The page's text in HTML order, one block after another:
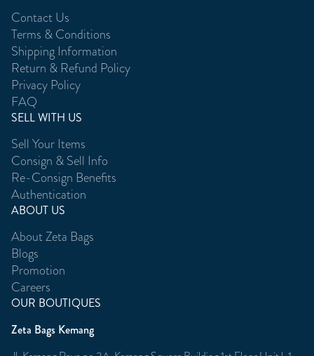
Contact Us
Terms & Conditions
Shipping Information
Return & Refund Policy
Privacy Policy
FAQ
SELL WITH US
Sell Your Items
Consign & Sell Info
Re-Consign Benefits
Authentication
ABOUT US
About Zeta Bags
Blogs
Promotion
Careers
OUR BOUTIQUES
Zeta Bags Kemang